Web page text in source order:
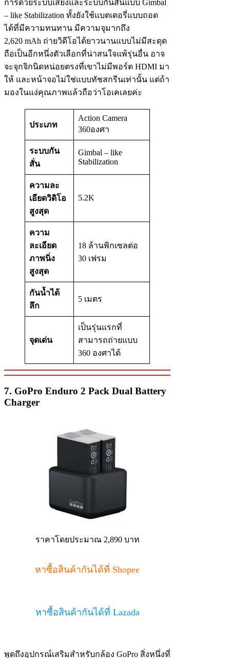
การด้วยระบบเสียงและระบบกันสั่นแบบ Gimbal
– like Stabilization ทั้งยังใช้แบตเตอรี่แบบถอด
ได้ที่มีความทนทาน มีความจุมากถึง
2,620 mAh ถ่ายวิดีโอได้ยาวนานแบบไม่มีสะดุด
ถือเป็นอีกหนึ่งตัวเลือกที่น่าสนใจแพ้รุ่นอื่น อาจ
จะจุกจิกนิดหน่อยตรงที่เขาไม่มีพอร์ต HDMI มา
ให้ และหน้าจอไม่ใช่แบบทัชสกรีนเท่านั้น แต่ถ้า
มองในแง่คุณภาพแล้วถือว่าโอเคเลยค่ะ
ประเภท
Action Camera
360องศา
ระบบกัน
สั่น
Gimbal – like
Stabilization
ความละ
เอียดวิดิโอ
สูงสุด
5.2K
ความ
ละเอียด
ภาพนิ่ง
สูงสุด
18 ล้านพิกเซลต่อ
30 เฟรม
กันน้ำได้
ลึก
5 เมตร
จุดเด่น
เป็นรุ่นแรกที่
สามารถถ่ายแบบ
360 องศาได้
7. GoPro Enduro 2 Pack Dual Battery
Charger
ราคาโดยประมาณ 2,890 บาท
หาซื้อสินค้ากันได้ที่ Shopee
หาซื้อสินค้ากันได้ที่ Lazada
พูดถึงอุปกรณ์เสริมสำหรับกล้อง GoPro สิ่งหนึ่งที่